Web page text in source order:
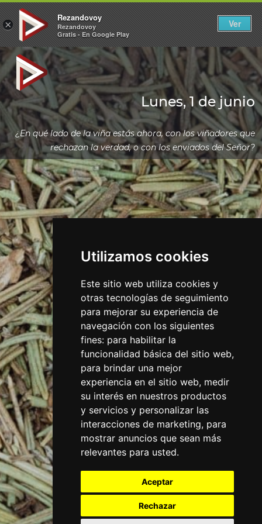
Utilizamos cookies
Este sitio web utiliza cookies y
otras tecnologías de seguimiento
para mejorar su experiencia de
navegación con los siguientes
fines: para habilitar la
funcionalidad básica del sitio web,
para brindar una mejor
experiencia en el sitio web, medir
su interés en nuestros productos
y servicios y personalizar las
interacciones de marketing, para
mostrar anuncios que sean más
relevantes para usted.
Aceptar
Rechazar
×
Rezandovoy
Rezandovoy
Gratis - En Google Play
Ver
Lunes, 1 de junio
¿En qué lado de la viña estás ahora, con los viñadores que
rechazan la verdad, o con los enviados del Señor?